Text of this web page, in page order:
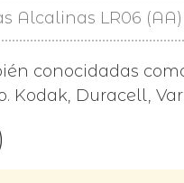
Alcalinas LR06 (AA)
conocidadas
Duracell,